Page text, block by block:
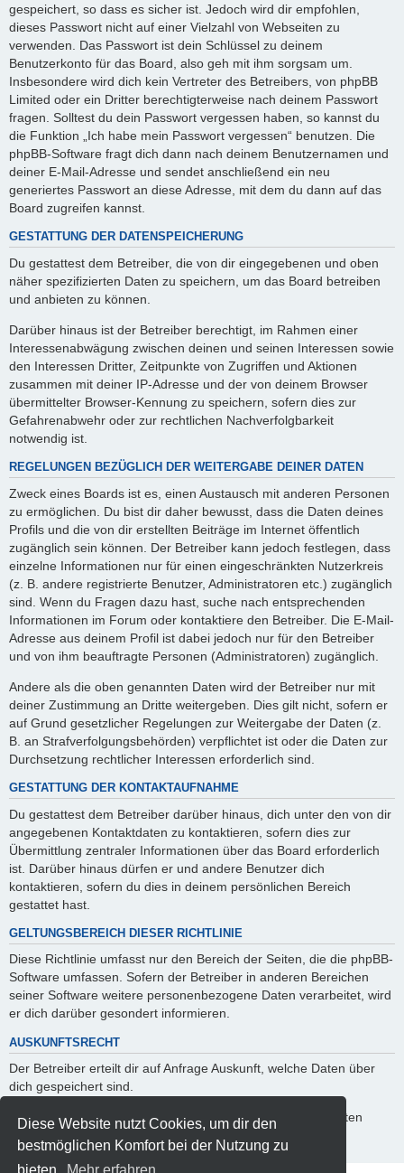
Diese Website nutzt Cookies, um dir den
bestmöglichen Komfort bei der Nutzung zu
gespeichert, so dass es sicher ist. Jedoch wird dir empfohlen,
dieses Passwort nicht auf einer Vielzahl von Webseiten zu
verwenden. Das Passwort ist dein Schlüssel zu deinem
Benutzerkonto für das Board, also geh mit ihm sorgsam um.
Insbesondere wird dich kein Vertreter des Betreibers, von phpBB
Limited oder ein Dritter berechtigterweise nach deinem Passwort
fragen. Solltest du dein Passwort vergessen haben, so kannst du
die Funktion „Ich habe mein Passwort vergessen“ benutzen. Die
phpBB-Software fragt dich dann nach deinem Benutzernamen und
deiner E-Mail-Adresse und sendet anschließend ein neu
generiertes Passwort an diese Adresse, mit dem du dann auf das
Board zugreifen kannst.
GESTATTUNG DER DATENSPEICHERUNG
Du gestattest dem Betreiber, die von dir eingegebenen und oben
näher spezifizierten Daten zu speichern, um das Board betreiben
und anbieten zu können.
Darüber hinaus ist der Betreiber berechtigt, im Rahmen einer
Interessenabwägung zwischen deinen und seinen Interessen sowie
den Interessen Dritter, Zeitpunkte von Zugriffen und Aktionen
zusammen mit deiner IP-Adresse und der von deinem Browser
übermittelter Browser-Kennung zu speichern, sofern dies zur
Gefahrenabwehr oder zur rechtlichen Nachverfolgbarkeit
notwendig ist.
REGELUNGEN BEZÜGLICH DER WEITERGABE DEINER DATEN
Zweck eines Boards ist es, einen Austausch mit anderen Personen
zu ermöglichen. Du bist dir daher bewusst, dass die Daten deines
Profils und die von dir erstellten Beiträge im Internet öffentlich
zugänglich sein können. Der Betreiber kann jedoch festlegen, dass
einzelne Informationen nur für einen eingeschränkten Nutzerkreis
(z. B. andere registrierte Benutzer, Administratoren etc.) zugänglich
sind. Wenn du Fragen dazu hast, suche nach entsprechenden
Informationen im Forum oder kontaktiere den Betreiber. Die E-Mail-
Adresse aus deinem Profil ist dabei jedoch nur für den Betreiber
und von ihm beauftragte Personen (Administratoren) zugänglich.
Andere als die oben genannten Daten wird der Betreiber nur mit
deiner Zustimmung an Dritte weitergeben. Dies gilt nicht, sofern er
auf Grund gesetzlicher Regelungen zur Weitergabe der Daten (z.
B. an Strafverfolgungsbehörden) verpflichtet ist oder die Daten zur
Durchsetzung rechtlicher Interessen erforderlich sind.
GESTATTUNG DER KONTAKTAUFNAHME
Du gestattest dem Betreiber darüber hinaus, dich unter den von dir
angegebenen Kontaktdaten zu kontaktieren, sofern dies zur
Übermittlung zentraler Informationen über das Board erforderlich
ist. Darüber hinaus dürfen er und andere Benutzer dich
kontaktieren, sofern du dies in deinem persönlichen Bereich
gestattet hast.
GELTUNGSBEREICH DIESER RICHTLINIE
Diese Richtlinie umfasst nur den Bereich der Seiten, die die phpBB-
Software umfassen. Sofern der Betreiber in anderen Bereichen
seiner Software weitere personenbezogene Daten verarbeitet, wird
er dich darüber gesondert informieren.
AUSKUNFTSRECHT
Der Betreiber erteilt dir auf Anfrage Auskunft, welche Daten über
dich gespeichert sind.
Du kannst jederzeit die Löschung bzw. Sperrung deiner Daten
verlangen. Kontaktiere hierzu bitte den Betreiber.